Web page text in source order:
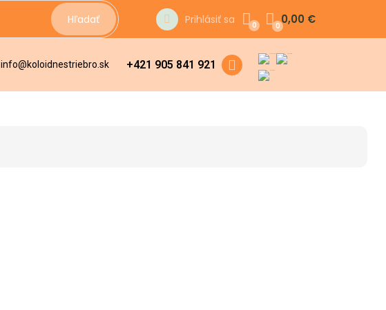
Hľadať Prihlásiť sa 0 00,00 €
info@koloidnestriebro.sk +421 905 841 921